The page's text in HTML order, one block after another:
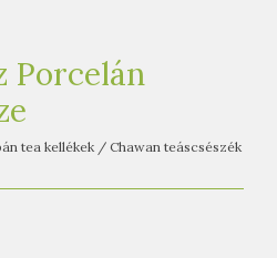
Porcelán
tea kellékek / Chawan teáscsészék